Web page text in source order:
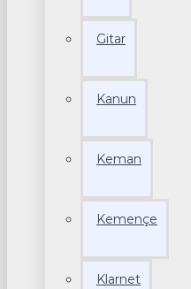
Gitar
Kanun
Keman
Kemençe
Klarnet